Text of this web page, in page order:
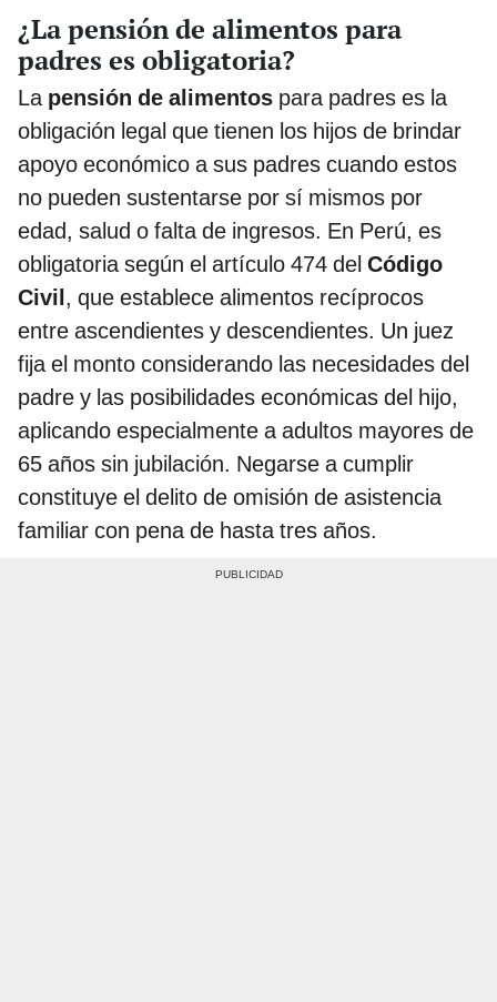
¿La pensión de alimentos para
padres es obligatoria?
La pensión de alimentos para padres es la
obligación legal que tienen los hijos de brindar
apoyo económico a sus padres cuando estos
no pueden sustentarse por sí mismos por
edad, salud o falta de ingresos. En Perú, es
obligatoria según el artículo 474 del Código
Civil, que establece alimentos recíprocos
entre ascendientes y descendientes. Un juez
fija el monto considerando las necesidades del
padre y las posibilidades económicas del hijo,
aplicando especialmente a adultos mayores de
65 años sin jubilación. Negarse a cumplir
constituye el delito de omisión de asistencia
familiar con pena de hasta tres años.